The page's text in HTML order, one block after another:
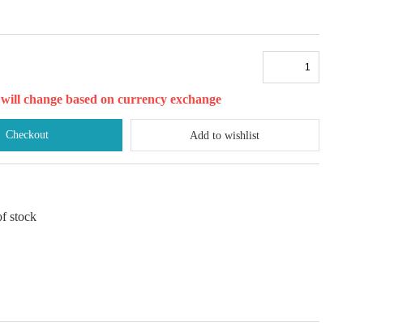
change based on currency exchange
Checkout Add to wishlist
stock